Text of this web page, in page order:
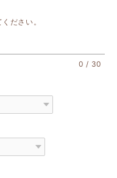
ださい。
0 / 30